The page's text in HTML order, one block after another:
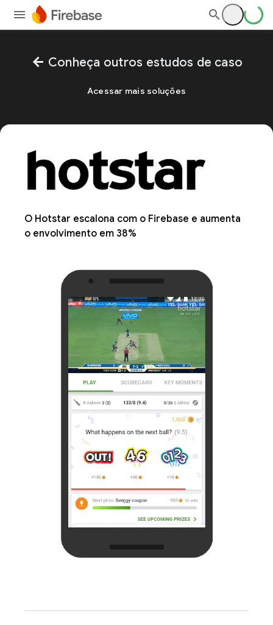
arrow_back Conheça outros estudos de caso
Acessar mais soluções
O Hotstar escalona com o Firebase e aumenta
o envolvimento em 38%